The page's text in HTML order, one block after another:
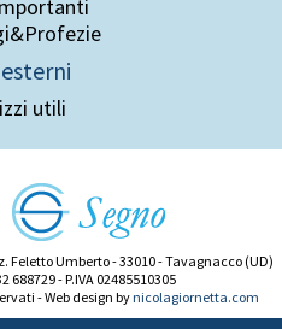
utili
Feletto Umberto - 33010 - Tavagnacco (UD)
688729 - P.IVA 02485510305
- Web design by nicolagiornetta.com